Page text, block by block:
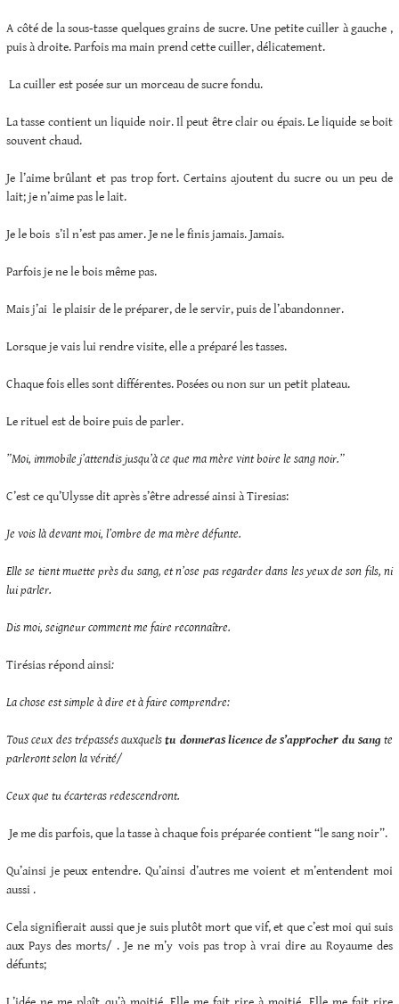
A côté de la sous-tasse quelques grains de sucre. Une petite cuiller à gauche ,
puis à droite. Parfois ma main prend cette cuiller, délicatement.
La cuiller est posée sur un morceau de sucre fondu.
La tasse contient un liquide noir. Il peut être clair ou épais. Le liquide se boit
souvent chaud.
Je l’aime brûlant et pas trop fort. Certains ajoutent du sucre ou un peu de
lait; je n’aime pas le lait.
Je le bois s’il n’est pas amer. Je ne le finis jamais. Jamais.
Parfois je ne le bois même pas.
Mais j’ai le plaisir de le préparer, de le servir, puis de l’abandonner.
Lorsque je vais lui rendre visite, elle a préparé les tasses.
Chaque fois elles sont différentes. Posées ou non sur un petit plateau.
Le rituel est de boire puis de parler.
”Moi, immobile j’attendis jusqu’à ce que ma mère vint boire le sang noir.”
C’est ce qu’Ulysse dit après s’être adressé ainsi à Tiresias:
Je vois là devant moi, l’ombre de ma mère défunte.
Elle se tient muette près du sang, et n’ose pas regarder dans les yeux de son fils, ni
lui parler.
Dis moi, seigneur comment me faire reconnaître.
Tirésias répond ainsi:
La chose est simple à dire et à faire comprendre:
Tous ceux des trépassés auxquelstu donneras licence de s’approcher du sangte
parleront selon la vérité/
Ceux que tu écarteras redescendront.
Je me dis parfois, que la tasse à chaque fois préparée contient “le sang noir”.
Qu’ainsi je peux entendre. Qu’ainsi d’autres me voient et m’entendent moi
aussi .
Cela signifierait aussi que je suis plutôt mort que vif, et que c’est moi qui suis
aux Pays des morts/ . Je ne m’y vois pas trop à vrai dire au Royaume des
défunts;